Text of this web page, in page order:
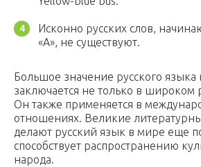
Исконно русских слов,
«А», не существуют.
Большое значение русского языка
заключается не только в широком
Он также применяется в
отношениях. Великие
делают русский язык в мире еще
способствует распространению
народа.